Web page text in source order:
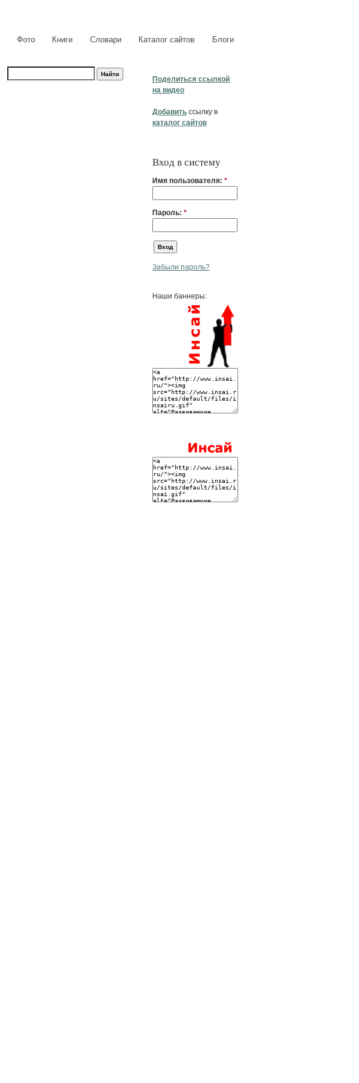
Фото Книги Словари Каталог сайтов Блоги
Поделиться ссылкой
на видео
Добавить ссылку в
каталог сайтов
Вход в систему
Имя пользователя: *
Пароль: *
Забыли пароль?
Наши баннеры: